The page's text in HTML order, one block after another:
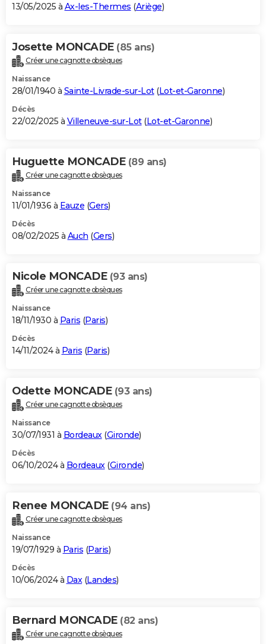
13/05/2025 à Ax-les-Thermes (Ariège)
Josette MONCADE (85 ans)
Créer une cagnotte obsèques
Naissance
28/01/1940 à Sainte-Livrade-sur-Lot(Lot-et-Garonne)
Décès
22/02/2025 à Villeneuve-sur-Lot(Lot-et-Garonne)
Huguette MONCADE (89 ans)
Créer une cagnotte obsèques
Naissance
11/01/1936 à Eauze (Gers)
Décès
08/02/2025 à Auch (Gers)
Nicole MONCADE (93 ans)
Créer une cagnotte obsèques
Naissance
18/11/1930 à Paris (Paris)
Décès
14/11/2024 à Paris (Paris)
Odette MONCADE (93 ans)
Créer une cagnotte obsèques
Naissance
30/07/1931 à Bordeaux(Gironde)
Décès
06/10/2024 à Bordeaux(Gironde)
Renee MONCADE (94 ans)
Créer une cagnotte obsèques
Naissance
19/07/1929 à Paris (Paris)
Décès
10/06/2024 à Dax(Landes)
Bernard MONCADE (82 ans)
Créer une cagnotte obsèques